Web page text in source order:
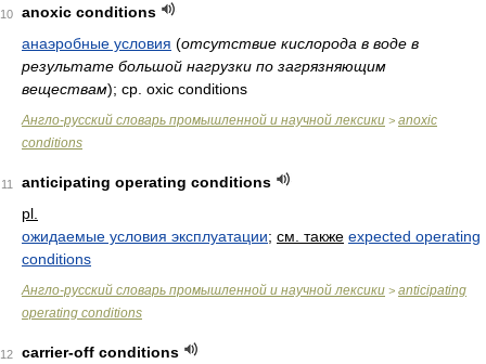
10
anoxic conditions
анаэробные условия (отсутствие кислорода в воде в
результате большой нагрузки по загрязняющим
веществам); ср. oxic conditions
Англо-русский словарь промышленной и научной лексики > anoxic
conditions
11
anticipating operating conditions
pl.
ожидаемые условия эксплуатации; см. также expected operating
conditions
Англо-русский словарь промышленной и научной лексики > anticipating
operating conditions
12
carrier-off conditions